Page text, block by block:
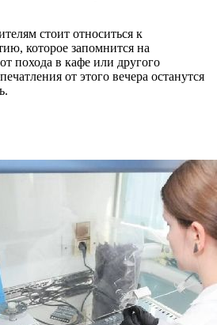
стоит относиться к
которое запомнится на
похода в кафе или другого
от этого вечера останутся